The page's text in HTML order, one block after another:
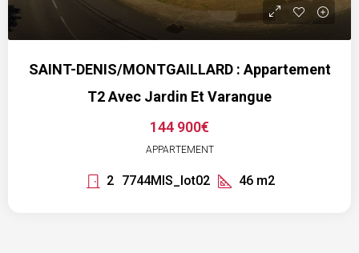
SAINT-DENIS/MONTGAILLARD : Appartement
T2 Avec Jardin Et Varangue
144 900€
APPARTEMENT
2 7744MIS_lot02 46 m2